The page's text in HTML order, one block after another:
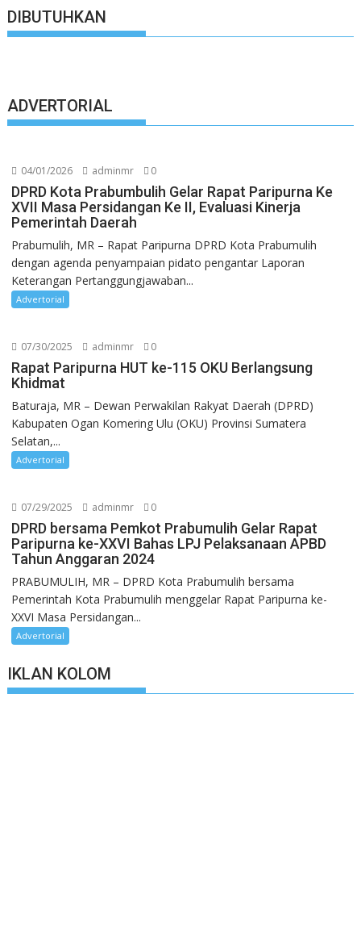
DIBUTUHKAN
ADVERTORIAL
04/01/2026 adminmr 0
DPRD Kota Prabumbulih Gelar Rapat Paripurna Ke
XVII Masa Persidangan Ke II, Evaluasi Kinerja
Pemerintah Daerah
Prabumulih, MR – Rapat Paripurna DPRD Kota Prabumulih
dengan agenda penyampaian pidato pengantar Laporan
Keterangan Pertanggungjawaban...
Advertorial
07/30/2025 adminmr 0
Rapat Paripurna HUT ke-115 OKU Berlangsung
Khidmat
Baturaja, MR – Dewan Perwakilan Rakyat Daerah (DPRD)
Kabupaten Ogan Komering Ulu (OKU) Provinsi Sumatera
Selatan,...
Advertorial
07/29/2025 adminmr 0
DPRD bersama Pemkot Prabumulih Gelar Rapat
Paripurna ke-XXVI Bahas LPJ Pelaksanaan APBD
Tahun Anggaran 2024
PRABUMULIH, MR – DPRD Kota Prabumulih bersama
Pemerintah Kota Prabumulih menggelar Rapat Paripurna ke-
XXVI Masa Persidangan...
Advertorial
IKLAN KOLOM